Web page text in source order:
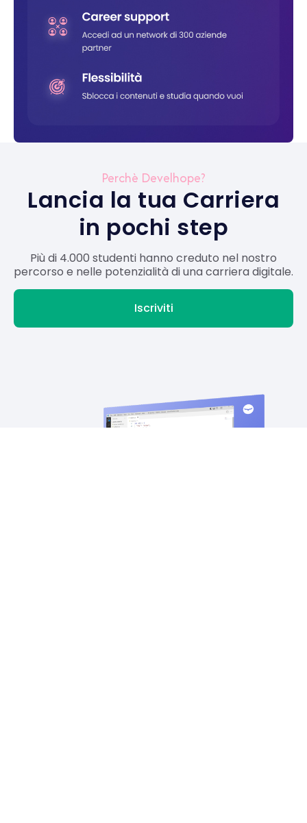
Perchè Develhope?
Lancia la tua Carriera
in pochi step
Più di 4.000 studenti hanno creduto nel nostro
percorso e nelle potenzialità di una carriera digitale.
Iscriviti